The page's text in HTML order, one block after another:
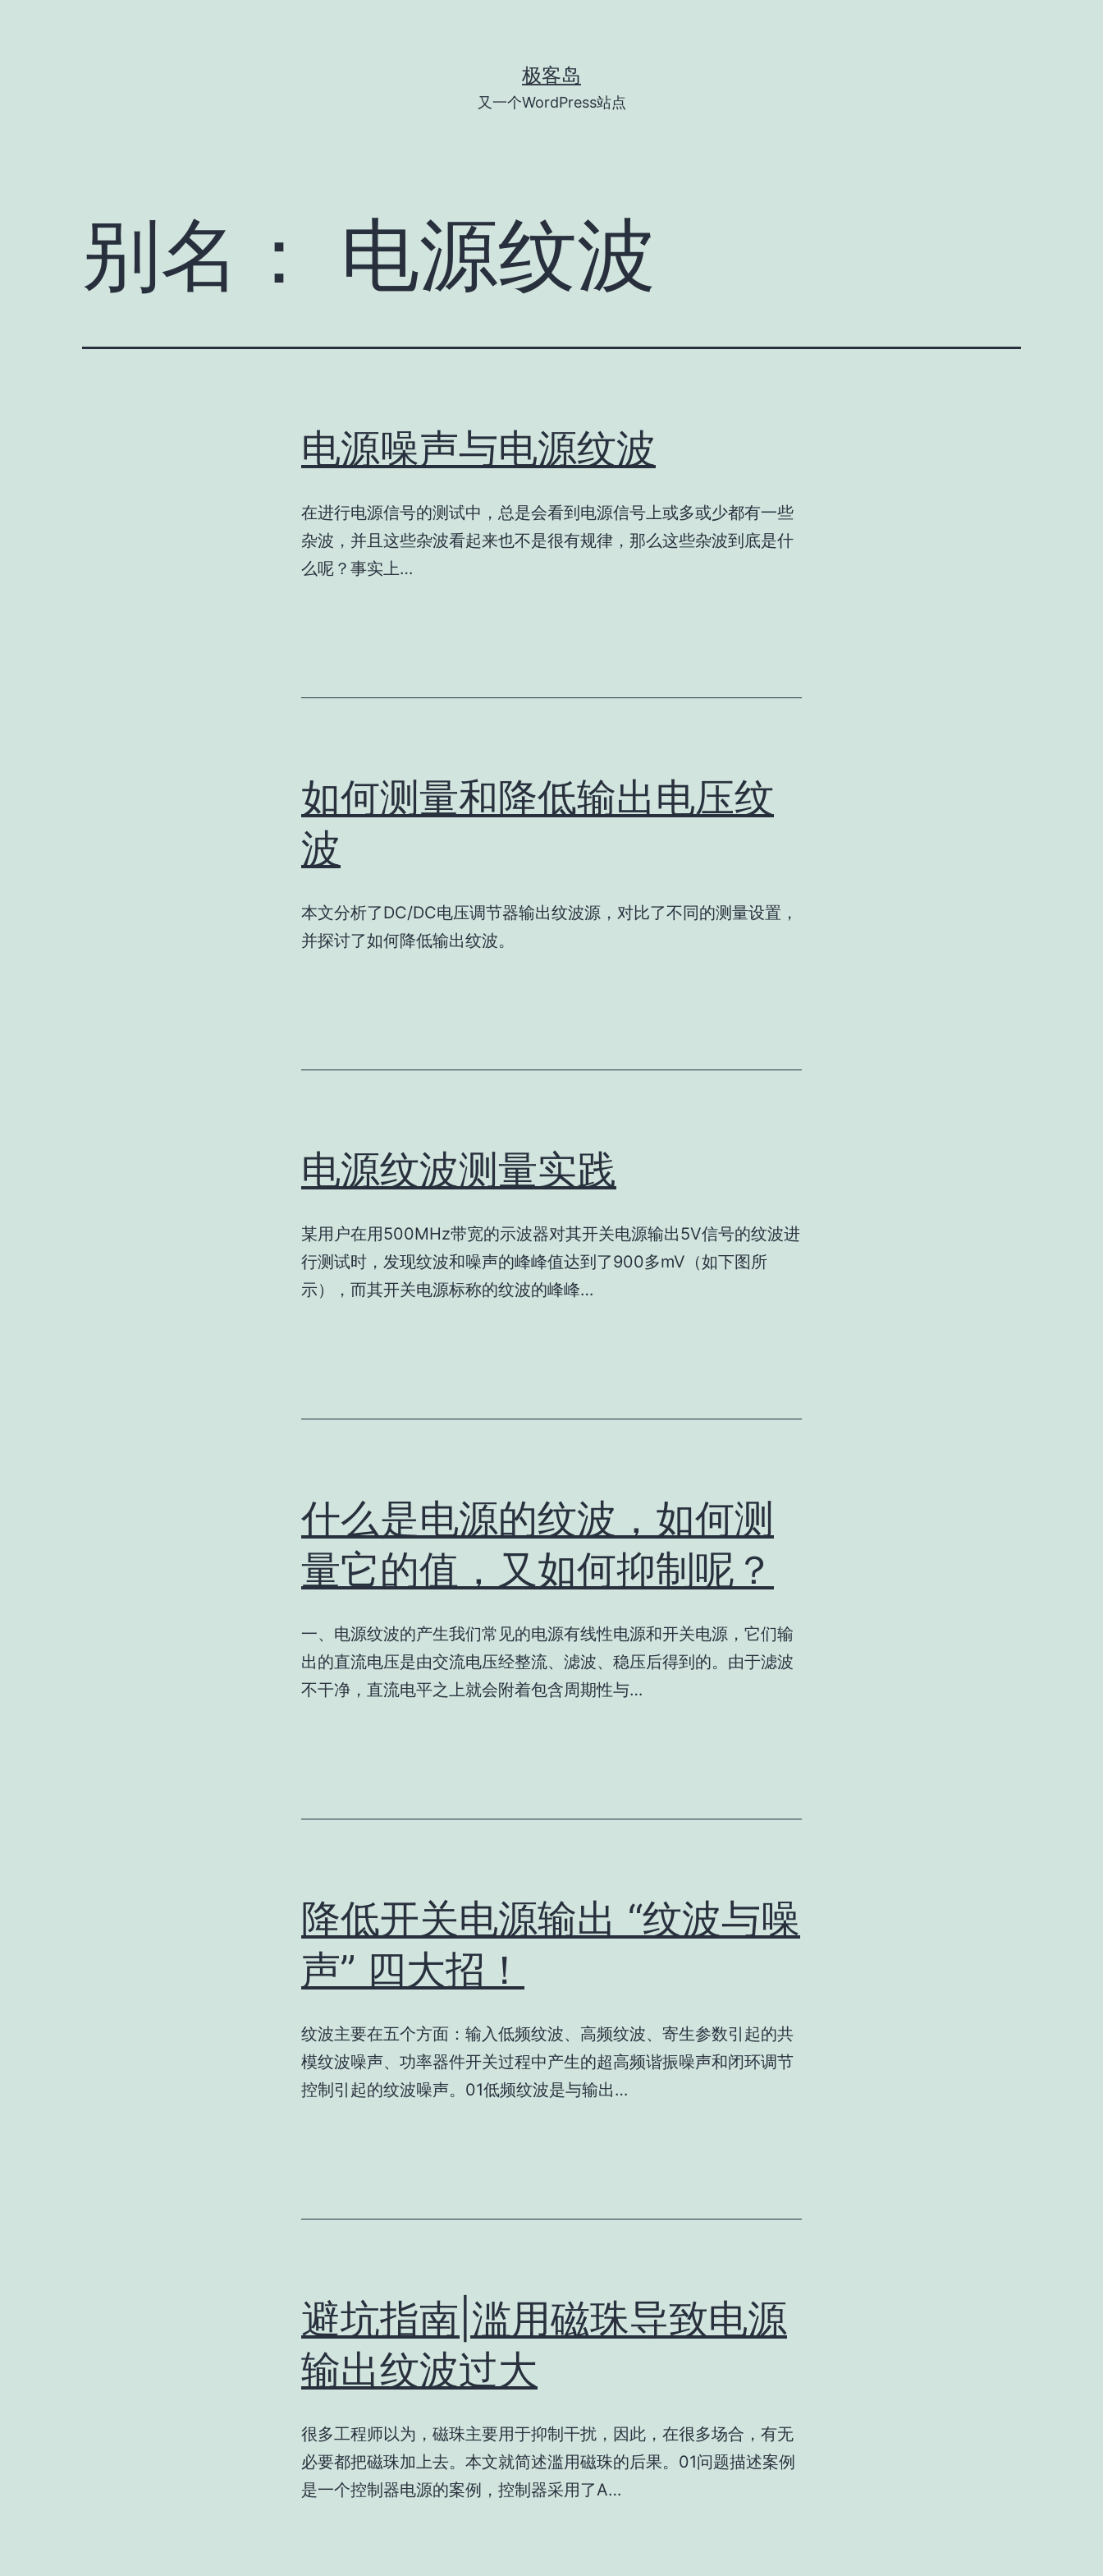
极客岛
又一个WordPress站点
别名： 电源纹波
电源噪声与电源纹波
在进行电源信号的测试中，总是会看到电源信号上或多或少都有一些
杂波，并且这些杂波看起来也不是很有规律，那么这些杂波到底是什
么呢？事实上…
如何测量和降低输出电压纹
波
本文分析了DC/DC电压调节器输出纹波源，对比了不同的测量设置，
并探讨了如何降低输出纹波。
电源纹波测量实践
某用户在用500MHz带宽的示波器对其开关电源输出5V信号的纹波进
行测试时，发现纹波和噪声的峰峰值达到了900多mV（如下图所
示），而其开关电源标称的纹波的峰峰…
什么是电源的纹波，如何测
量它的值，又如何抑制呢？
一、电源纹波的产生我们常见的电源有线性电源和开关电源，它们输
出的直流电压是由交流电压经整流、滤波、稳压后得到的。由于滤波
不干净，直流电平之上就会附着包含周期性与…
降低开关电源输出 “纹波与噪
声” 四大招！
纹波主要在五个方面：输入低频纹波、高频纹波、寄生参数引起的共
模纹波噪声、功率器件开关过程中产生的超高频谐振噪声和闭环调节
控制引起的纹波噪声。01低频纹波是与输出…
避坑指南|滥用磁珠导致电源
输出纹波过大
很多工程师以为，磁珠主要用于抑制干扰，因此，在很多场合，有无
必要都把磁珠加上去。本文就简述滥用磁珠的后果。01问题描述案例
是一个控制器电源的案例，控制器采用了A…